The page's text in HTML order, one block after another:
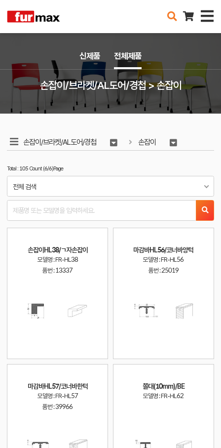
손잡이/브라켓/AL도어/경첩 > 손잡이
신제품 전체제품
손잡이/브라켓/AL도어/경첩 손잡이
전체 검색
Total : 105 Count (6/6)Page
손잡이HL38/ㄱ자손잡이
모델명 : FR-HL38
품번 :13337
마감바HL56/코너바양턱
모델명 : FR-HL56
품번 :25019
마감바HL57/코너바한턱
모델명 : FR-HL57
품번 :39966
쫄대(10mm)/BE
모델명 : FR-HL62